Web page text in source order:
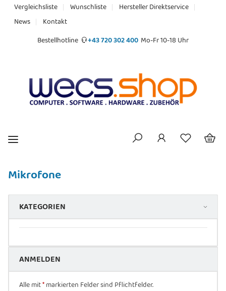
Vergleichsliste Wunschliste
Hersteller Direktservice
News
Kontakt
Bestellhotline
+43 720 302 400 Mo-Fr 10-18 Uhr
Mikrofone
KATEGORIEN
ANMELDEN
Alle mit*markierten Felder sind Pflichtfelder.